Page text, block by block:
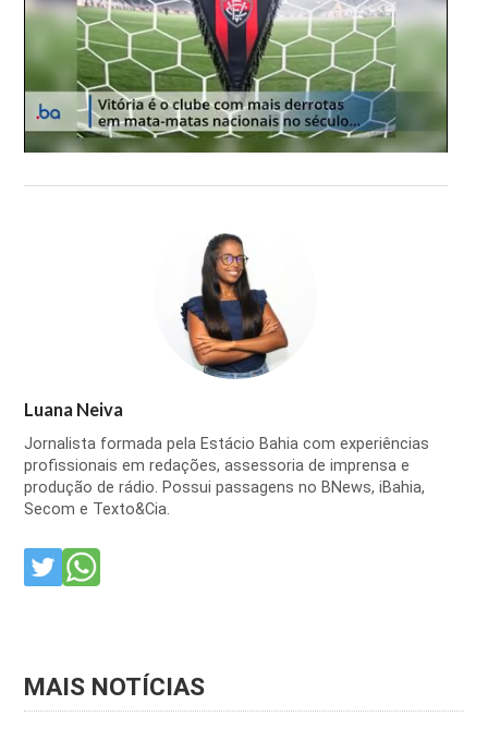
Luana Neiva
Jornalista formada pela Estácio Bahia com experiências
profissionais em redações, assessoria de imprensa e
produção de rádio. Possui passagens no BNews, iBahia,
Secom e Texto&Cia.
MAIS NOTÍCIAS